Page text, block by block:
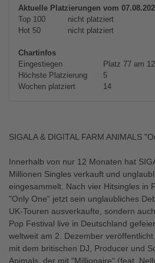
Aktuelle Platzierungen vom
Top 100
nicht platziert
Hot 50
nicht platziert
Chartinfos
Eingestiegen
Platz 77 am
Höchste Platzierung
5
Wochen platziert
14
SIGALA & DIGITAL FARM ANIMALS
Innerhalb von nur 12 Monaten hat
Millionen Singles verkauft und
eingesammelt. Nach vier Hitsingles in
"Only One“ jetzt sein unglaubliches
UK-Touren ausverkaufte, sondern
Pop Festival live in Deutschland
weltweit am 2. Dezember
mit dem britischen DJ, Producer und
Animals, der mit "Millionaire“ (feat.